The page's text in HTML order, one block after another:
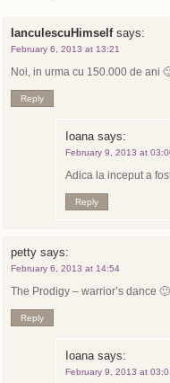
IanculescuHimself says:
February 6, 2013 at 13:21
Noi, in urma cu 150.000 de ani
Reply
Ioana says:
February 9, 2013 at
Adica la inceput a
Reply
petty says:
February 6, 2013 at 14:54
The Prodigy – warrior’s dance 🙂
Reply
Ioana says:
February 9, 2013 at